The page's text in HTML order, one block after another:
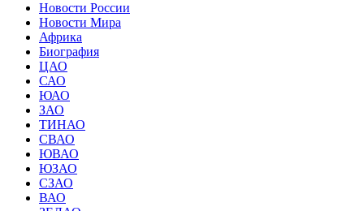
Новости России
Новости Мира
Африка
Биография
ЦАО
САО
ЮАО
ЗАО
ТИНАО
СВАО
ЮВАО
ЮЗАО
СЗАО
ВАО